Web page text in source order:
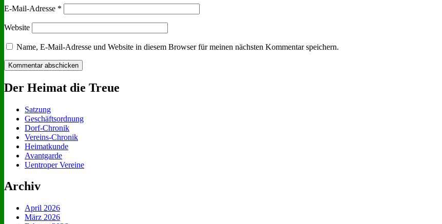
E-Mail-Adresse *
Website
Name, E-Mail-Adresse und Website in diesem Browser für meinen nächsten Kommentar speichern.
Der Heimat die Treue
Satzung
Geschäftsordnung
Dorf-Chronik
Vereins-Chronik
Heimatkunde
Avantgarde
Uentroper Vereine
Archiv
April 2026
März 2026